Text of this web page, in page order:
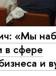
«Мы
в сфере
и